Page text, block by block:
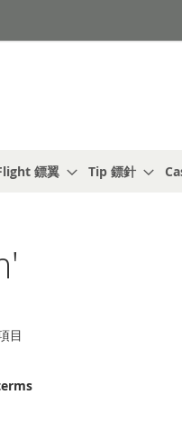
鏢翼 Tip 鏢針
目